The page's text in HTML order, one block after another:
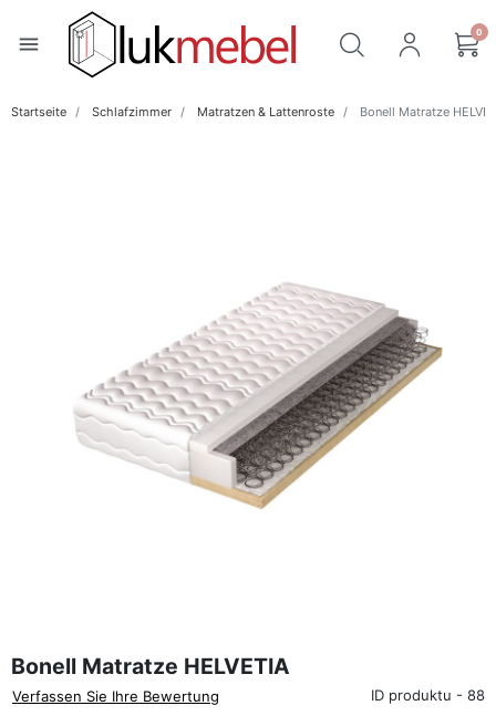
menu 0
Startseite Schlafzimmer Matratzen & Lattenroste Bonell Matratze
Bonell Matratze HELVETIA
Verfassen Sie Ihre Bewertung ID produktu - 88